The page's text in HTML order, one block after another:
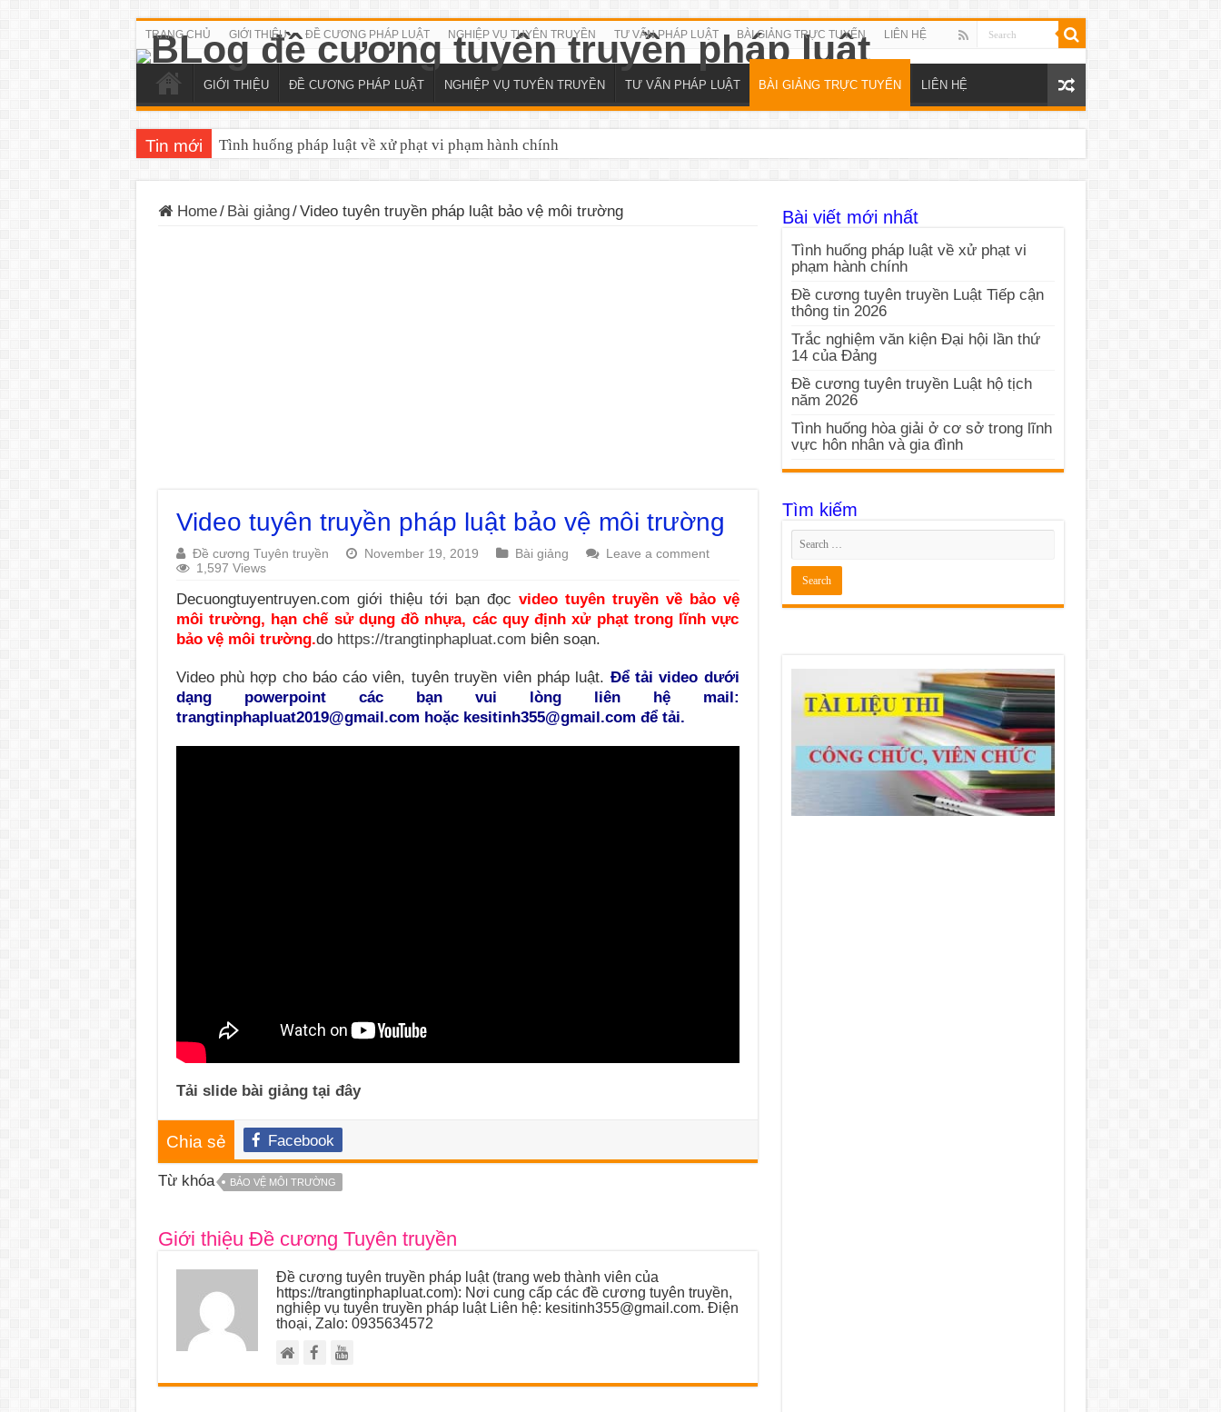
TRANG CHỦ GIỚI THIỆU ĐỀ CƯƠNG PHÁP LUẬT NGHIỆP VỤ TUYÊN TRUYỀN TƯ VẤN PHÁP LUẬT BÀI GIẢNG TRỰC TUYẾN LIÊN HỆ
GIỚI THIỆU ĐỀ CƯƠNG PHÁP LUẬT NGHIỆP VỤ TUYÊN TRUYỀN TƯ VẤN PHÁP LUẬT BÀI GIẢNG TRỰC TUYẾN LIÊN HỆ
Tin mới Tình huống pháp luật về xử phạt vi phạm hành chính
Home/ Bài giảng/Video tuyên truyền pháp luật bảo vệ môi trường
Video tuyên truyền pháp luật bảo vệ môi trường
Đề cương Tuyên truyền November 19, 2019 Bài giảng
Leave a comment
1,597 Views
Decuongtuyentruyen.com giới thiệu tới bạn đọc video tuyên truyền về bảo vệ
môi trường, hạn chế sử dụng đồ nhựa, các quy định xử phạt trong lĩnh vực
bảo vệ môi trường.do https://trangtinphapluat.com biên soạn.
Video phù hợp cho báo cáo viên, tuyên truyền viên pháp luật. Để tải video dưới
dạng powerpoint các bạn vui lòng liên hệ mail:
trangtinphapluat2019@gmail.com hoặc kesitinh355@gmail.com để tải.
Tải slide bài giảng tại đây
Chia sẻ Facebook
Từ khóa BẢO VỆ MÔI TRƯỜNG
Giới thiệu Đề cương Tuyên truyền
Đề cương tuyên truyền pháp luật (trang web thành viên của
https://trangtinphapluat.com): Nơi cung cấp các đề cương tuyên truyền,
nghiệp vụ tuyên truyền pháp luật Liên hệ: kesitinh355@gmail.com. Điện
thoại, Zalo: 0935634572
Bài viết mới nhất
Tình huống pháp luật về xử phạt vi
phạm hành chính
Đề cương tuyên truyền Luật Tiếp cận
thông tin 2026
Trắc nghiệm văn kiện Đại hội lần thứ
14 của Đảng
Đề cương tuyên truyền Luật hộ tịch
năm 2026
Tình huống hòa giải ở cơ sở trong lĩnh
vực hôn nhân và gia đình
Tìm kiếm